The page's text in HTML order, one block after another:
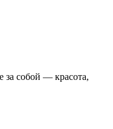
за собой — красота,